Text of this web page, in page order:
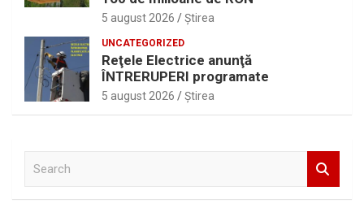
5 august 2026 Ştirea
UNCATEGORIZED
Reţele Electrice anunţă
ÎNTRERUPERI programate
5 august 2026 Ştirea